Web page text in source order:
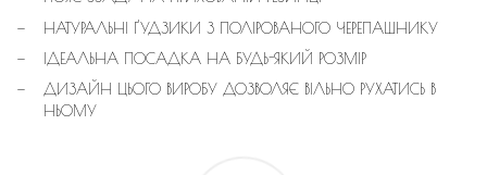
НАТУРАЛЬНІ ҐУДЗИКИ З ПОЛІРОВАНОГО ЧЕРЕПАШНИКУ
ІДЕАЛЬНА ПОСАДКА НА БУДЬ-ЯКИЙ РОЗМІР
ДИЗАЙН ЦЬОГО ВИРОБУ ДОЗВОЛЯЄ ВІЛЬНО РУХАТИСЬ В
НЬОМУ